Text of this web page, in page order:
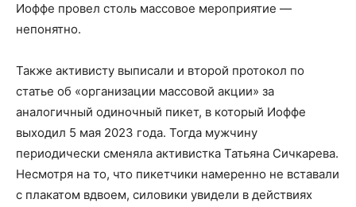
Иоффе провел столь массовое мероприятие —
непонятно.
Также активисту выписали и второй протокол по
статье об «организации массовой акции» за
аналогичный одиночный пикет, в который Иоффе
выходил 5 мая 2023 года. Тогда мужчину
периодически сменяла активистка Татьяна Сичкарева.
Несмотря на то, что пикетчики намеренно не вставали
с плакатом вдвоем, силовики увидели в действиях